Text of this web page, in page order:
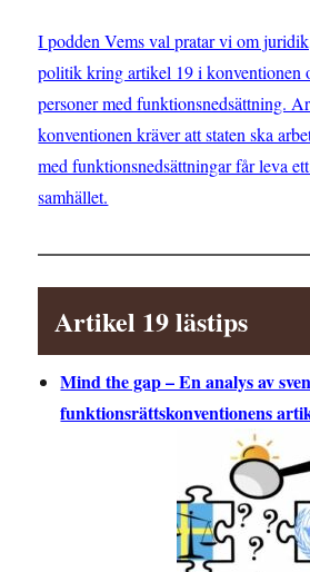
I podden Vems val pratar vi om
politik kring artikel 19 i konventionen
personer med funktionsnedsättning.
konventionen kräver att staten ska
med funktionsnedsättningar får leva
samhället.
Artikel 19 lästips
Mind the gap – En analys av
funktionsrättskonventionens